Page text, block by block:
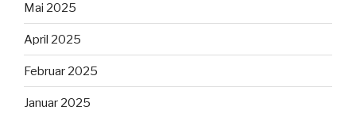
Mai 2025
April 2025
Februar 2025
Januar 2025